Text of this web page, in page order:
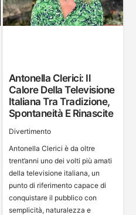
Antonella Clerici: Il
Calore Della Televisione
Italiana Tra Tradizione,
Spontaneità E Rinascite
Divertimento
Antonella Clerici è da oltre
trent’anni uno dei volti più amati
della televisione italiana, un
punto di riferimento capace di
conquistare il pubblico con
semplicità, naturalezza e